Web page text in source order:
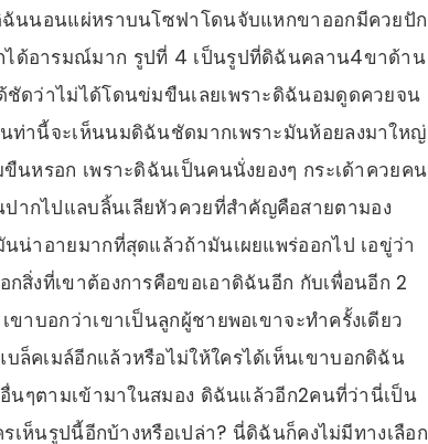
นนอนแผ่หราบนโซฟาโดนจับแหกขาออกมีควยปัก
ได้อารมณ์มาก รูปที่ 4 เป็นรูปที่ดิฉันคลาน4ขาด้าน
ดว่าไม่ได้โดนข่มขืนเลยเพราะดิฉันอมดูดควยจน
ท่านี้จะเห็นนมดิฉันชัดมากเพราะมันห้อยลงมาใหญ่
หรอก เพราะดิฉันเป็นคนนั่งยองๆ กระเด้าควยคน
กไปแลบลิ้นเลียหัวควยที่สำคัญคือสายตามอง
น่าอายมากที่สุดแล้วถ้ามันเผยแพร่ออกไป เอขู่ว่า
สิ่งที่เขาต้องการคือขอเอาดิฉันอีก กับเพื่อนอีก 2
าบอกว่าเขาเป็นลูกผู้ชายพอเขาจะทำครั้งเดียว
ล็คเมล์อีกแล้วหรือไม่ให้ใครได้เห็นเขาบอกดิฉัน
อื่นๆตามเข้ามาในสมอง ดิฉันแล้วอีก2คนที่ว่านี่เป็น
เห็นรูปนี้อีกบ้างหรือเปล่า? นี่ดิฉันก็คงไม่มีทางเลือก